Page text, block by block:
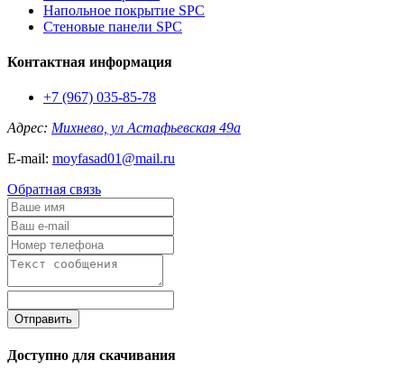
Напольное покрытие SPC
Стеновые панели SPC
Контактная информация
+7 (967) 035-85-78
Адрес: Михнево, ул Астафьевская 49а
E-mail: moyfasad01@mail.ru
Обратная связь
Отправить
Доступно для скачивания